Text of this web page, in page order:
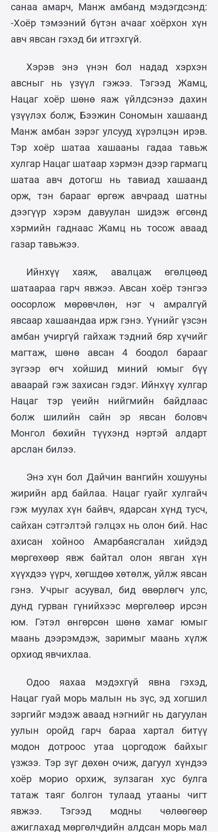
санаа амарч, Манж амбанд мэдэгдсэнд:
-Хоёр тэмээний бүтэн ачааг хоёрхон хүн
авч явсан гэхэд би итгэхгүй.
Хэрэв энэ үнэн бол надад хэрхэн
авсныг нь үзүүл гэжээ. Тэгээд Жамц,
Нацаг хоёр шөнө яаж үйлдсэнээ дахин
үзүүлэх болж, Бээжин Сономын хашаанд
Манж амбан зэрэг улсууд хүрэлцэн ирэв.
Тэр хоёр шатаа хашааны гадаа тавьж
хулгар Нацаг шатаар хэрмэн дээр гармагц
шатаа авч дотогш нь тавиад хашаанд
орж, тэн барааг өргөж авчраад шатны
дээгүүр хэрэм давуулан шидэж өгсөнд
хэрмийн гаднаас Жамц нь тосож аваад
газар тавьжээ.
Ийнхүү хаяж, авалцаж өгөлцөөд
шатаараа гарч явжээ. Авсан хоёр тэнгээ
оосорлож мөрөвчлөн, нэг ч амралгүй
явсаар хашаандаа ирж гэнэ. Үүнийг үзсэн
амбан учиргүй гайхаж тэдний бяр хүчийг
магтаж, шөнө авсан 4 боодол барааг
зүгээр өгч хойшид миний юмыг бүү
аваарай гэж захисан гэдэг. Ийнхүү хулгар
Нацаг тэр үеийн нийгмийн байдлаас
болж шилийн сайн эр явсан боловч
Монгол бөхийн түүхэнд нэртэй алдарт
арслан билээ.
Энэ хүн бол Дайчин вангийн хошууны
жирийн ард байлаа. Нацаг гуайг хулгайч
гэж муулах хүн байвч, ядарсан хүнд тусч,
сайхан сэтгэлтэй гэлцэх нь олон бий. Нас
ахисан хойноо Амарбаясгалан хийдэд
мөргөхөөр явж байтал олон явган хүн
хүүхдээ үүрч, хөгшдөө хөтөлж, уйлж явсан
гэнэ. Учрыг асуувал, бид өвөрлөгч улс,
дунд гурван гүнийхээс мөргөлөөр ирсэн
юм. Гэтэл өнгөрсөн шөнө хамаг юмыг
маань дээрэмдэж, заримыг маань хүлж
орхиод явчихлаа.
Одоо яахаа мэдэхгүй явна гэхэд,
Нацаг гуай морь малын нь зүс, эд хогшил
зэргийг мэдэж аваад нэгнийг нь дагуулан
уулын оройд гарч бараа хартал битүү
модон дотроос утаа цоргодож байхыг
үзжээ. Тэр зүг дөхөн очиж, дагуул хүндээ
хоёр морио орхиж, зулзаган хус булга
татаж таяг болгон тулаад утааны чигт
явжээ. Тэгээд модны чөлөөгөөр
ажиглахад мөргөлчдийн алдсан морь мал